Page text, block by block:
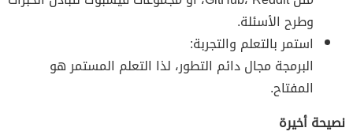
وطرح الأسئلة.
استمر بالتعلم والتجربة:
البرمجة مجال دائم التطور، لذا التعلم المستمر هو
المفتاح.
نصيحة أخيرة